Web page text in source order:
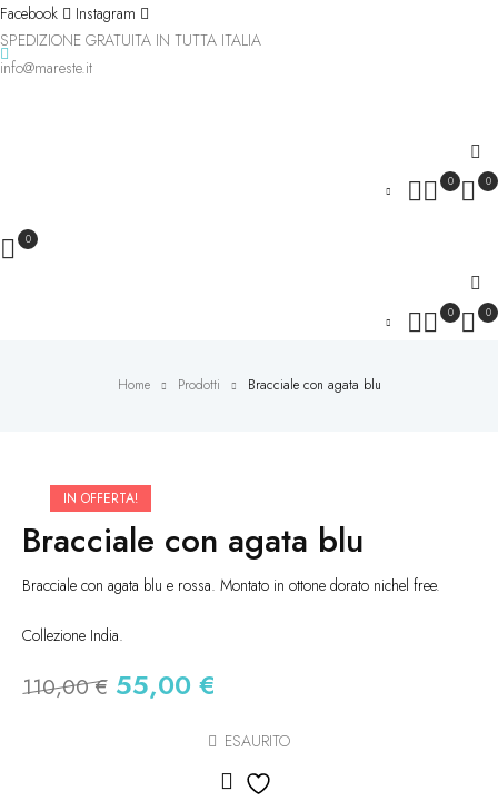
Facebook
Instagram
SPEDIZIONE GRATUITA IN TUTTA ITALIA
info@mareste.it
0 0
0
0 0
Home Prodotti Bracciale con agata blu
IN OFFERTA!
Bracciale con agata blu
Bracciale con agata blu e rossa. Montato in ottone dorato nichel free.
Collezione India.
110,00€ Il
prezzo
originale
110,00 €.
55,00 €
attuale
è:
55,00 €.
ESAURITO